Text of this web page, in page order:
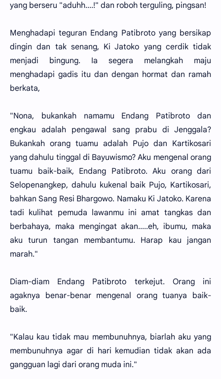
yang berseru "aduhh....!" dan roboh terguling, pingsan!
Menghadapi teguran Endang Patibroto yang bersikap
dingin dan tak senang, Ki Jatoko yang cerdik tidak
menjadi bingung. Ia segera melangkah maju
menghadapi gadis itu dan dengan hormat dan ramah
berkata,
"Nona, bukankah namamu Endang Patibroto dan
engkau adalah pengawal sang prabu di Jenggala?
Bukankah orang tuamu adalah Pujo dan Kartikosari
yang dahulu tinggal di Bayuwismo? Aku mengenal orang
tuamu baik-baik, Endang Patibroto. Aku orang dari
Selopenangkep, dahulu kukenal baik Pujo, Kartikosari,
bahkan Sang Resi Bhargowo. Namaku Ki Jatoko. Karena
tadi kulihat pemuda lawanmu ini amat tangkas dan
berbahaya, maka mengingat akan.....eh, ibumu, maka
aku turun tangan membantumu. Harap kau jangan
marah."
Diam-diam Endang Patibroto terkejut. Orang ini
agaknya benar-benar mengenal orang tuanya baik-
baik.
"Kalau kau tidak mau membunuhnya, biarlah aku yang
membunuhnya agar di hari kemudian tidak akan ada
gangguan lagi dari orang muda ini."